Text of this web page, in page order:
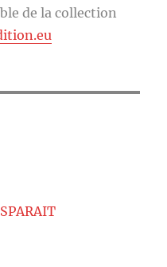
de la collection